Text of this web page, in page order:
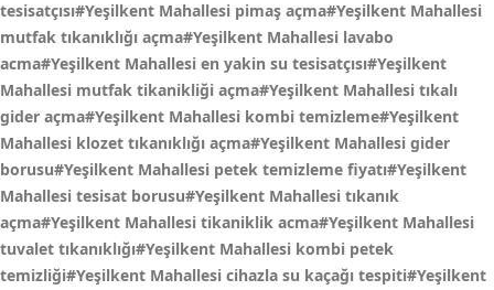
tesisatçısı#Yeşilkent Mahallesi pimaş açma#Yeşilkent Mahallesi
mutfak tıkanıklığı açma#Yeşilkent Mahallesi lavabo
acma#Yeşilkent Mahallesi en yakin su tesisatçısı#Yeşilkent
Mahallesi mutfak tikanikliği açma#Yeşilkent Mahallesi tıkalı
gider açma#Yeşilkent Mahallesi kombi temizleme#Yeşilkent
Mahallesi klozet tıkanıklığı açma#Yeşilkent Mahallesi gider
borusu#Yeşilkent Mahallesi petek temizleme fiyatı#Yeşilkent
Mahallesi tesisat borusu#Yeşilkent Mahallesi tıkanık
açma#Yeşilkent Mahallesi tikaniklik acma#Yeşilkent Mahallesi
tuvalet tıkanıklığı#Yeşilkent Mahallesi kombi petek
temizliği#Yeşilkent Mahallesi cihazla su kaçağı tespiti#Yeşilkent